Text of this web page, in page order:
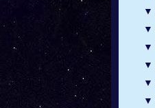
▼
▼
▼
▼
▼
▼